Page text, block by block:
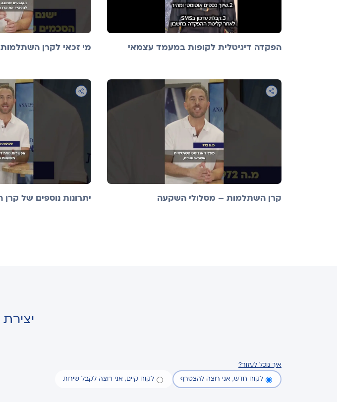
הפקדה דיגיטלית לקופות במעמד עצמאי מי זכאי לקרן
קרן השתלמות – מסלולי השקעה יתרונות נוספים של
איך נוכל לעזור?
לקוח חדש, אני רוצה להצטרף לקוח קיים, אני רוצה לקבל שירות